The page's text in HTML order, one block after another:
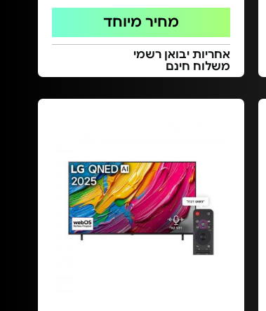
מחיר מיוחד
אחריות יבואן רשמי
משלוח חינם